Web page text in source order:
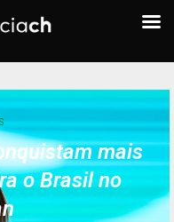
mais
o Brasil no